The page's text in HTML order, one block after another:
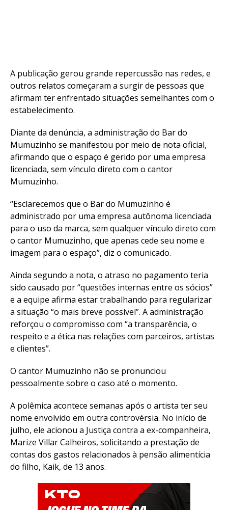
A publicação gerou grande repercussão nas redes, e
outros relatos começaram a surgir de pessoas que
afirmam ter enfrentado situações semelhantes com o
estabelecimento.
Diante da denúncia, a administração do Bar do
Mumuzinho se manifestou por meio de nota oficial,
afirmando que o espaço é gerido por uma empresa
licenciada, sem vínculo direto com o cantor
Mumuzinho.
“Esclarecemos que o Bar do Mumuzinho é
administrado por uma empresa autônoma licenciada
para o uso da marca, sem qualquer vínculo direto com
o cantor Mumuzinho, que apenas cede seu nome e
imagem para o espaço”, diz o comunicado.
Ainda segundo a nota, o atraso no pagamento teria
sido causado por “questões internas entre os sócios”
e a equipe afirma estar trabalhando para regularizar
a situação “o mais breve possível”. A administração
reforçou o compromisso com “a transparência, o
respeito e a ética nas relações com parceiros, artistas
e clientes”.
O cantor Mumuzinho não se pronunciou
pessoalmente sobre o caso até o momento.
A polêmica acontece semanas após o artista ter seu
nome envolvido em outra controvérsia. No início de
julho, ele acionou a Justiça contra a ex-companheira,
Marize Villar Calheiros, solicitando a prestação de
contas dos gastos relacionados à pensão alimentícia
do filho, Kaik, de 13 anos.